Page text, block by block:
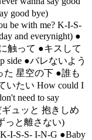
good bye)
be with me? K-I-S-
and everynight) ●
触って ●キスして
side ●バレないよう
た 星空の下 ●誰も
いたい How could I
need to say
ュッと 抱きしめ
っと離さない)
I-S-S- I-N-G ●Baby